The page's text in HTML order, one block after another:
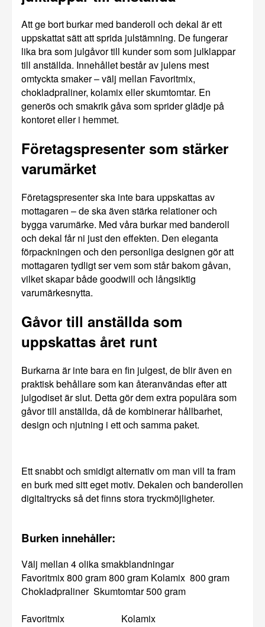
Att ge bort burkar med banderoll och dekal är ett
uppskattat sätt att sprida julstämning. De fungerar
lika bra som julgåvor till kunder som som julklappar
till anställda. Innehållet består av julens mest
omtyckta smaker – välj mellan Favoritmix,
chokladpraliner, kolamix eller skumtomtar. En
generös och smakrik gåva som sprider glädje på
kontoret eller i hemmet.
Företagspresenter som stärker
varumärket
Företagspresenter ska inte bara uppskattas av
mottagaren – de ska även stärka relationer och
bygga varumärke. Med våra burkar med banderoll
och dekal får ni just den effekten. Den eleganta
förpackningen och den personliga designen gör att
mottagaren tydligt ser vem som står bakom gåvan,
vilket skapar både goodwill och långsiktig
varumärkesnytta.
Gåvor till anställda som
uppskattas året runt
Burkarna är inte bara en fin julgest, de blir även en
praktisk behållare som kan återanvändas efter att
julgodiset är slut. Detta gör dem extra populära som
gåvor till anställda, då de kombinerar hållbarhet,
design och njutning i ett och samma paket.
Ett snabbt och smidigt alternativ om man vill ta fram
en burk med sitt eget motiv. Dekalen och banderollen
digitaltrycks så det finns stora tryckmöjligheter.
Burken innehåller:
Välj mellan 4 olika smakblandningar
Favoritmix 800 gram 800 gram Kolamix 800 gram
Chokladpraliner Skumtomtar 500 gram
Favoritmix Kolamix